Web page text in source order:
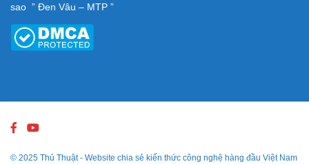
sao ” Đen Vâu – MTP ”
© 2025 Thủ Thuật- Website chia sẻ kiến thức công nghệ hàng đầu Việt Nam